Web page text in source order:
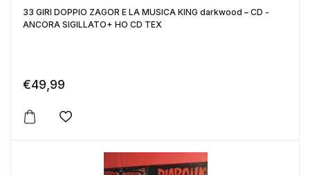
33 GIRI DOPPIO ZAGOR E LA MUSICA KING darkwood – CD -
ANCORA SIGILLATO+ HO CD TEX
€49,99
Aggiungi alla lista dei desideri